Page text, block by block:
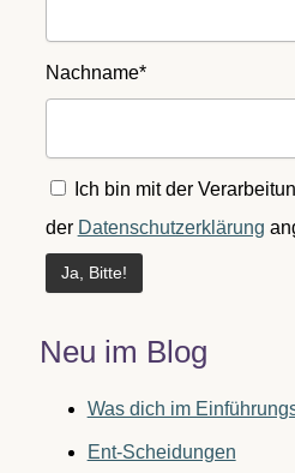
Nachname*
Ich bin mit der
der Datenschutzerklärung
Neu im Blog
Was dich im
Ent-Scheidungen